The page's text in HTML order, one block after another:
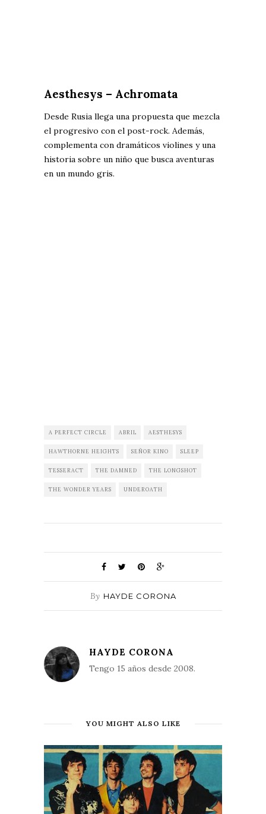
Aesthesys – Achromata
Desde Rusia llega una propuesta que mezcla
el progresivo con el post-rock. Además,
complementa con dramáticos violines y una
historia sobre un niño que busca aventuras
en un mundo gris.
A PERFECT CIRCLE ABRIL AESTHESYS
HAWTHORNE HEIGHTS SEÑOR KINO SLEEP
TESSERACT THE DAMNED THE LONGSHOT
THE WONDER YEARS UNDEROATH
By HAYDE CORONA
HAYDE CORONA
Tengo 15 años desde 2008.
YOU MIGHT ALSO LIKE